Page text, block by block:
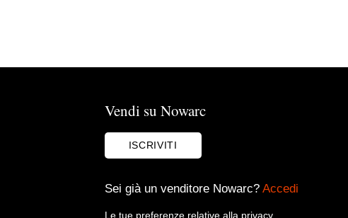
Vendi su Nowarc
ISCRIVITI
Sei già un venditore Nowarc? Accedi
Le tue preferenze relative alla privacy